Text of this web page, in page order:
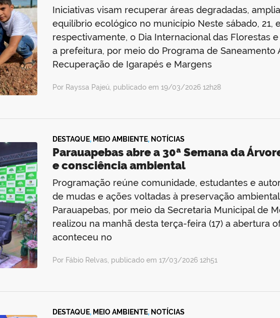
Iniciativas visam recuperar áreas degradadas,
equilíbrio ecológico no município Neste sábado, 21,
respectivamente, o Dia Internacional das Florestas
a prefeitura, por meio do Programa de
Recuperação de Igarapés e Margens
Por Rayssa Pajeú, publicado em 19/03/2026 12h28
DESTAQUE, MEIO AMBIENTE, NOTÍCIAS
Parauapebas abre a 30ª Semana da
e consciência ambiental
Programação reúne comunidade, estudantes e
de mudas e ações voltadas à preservação
Parauapebas, por meio da Secretaria Municipal de
realizou na manhã desta terça-feira (17) a abertura
aconteceu no
Por Fábio Relvas, publicado em 17/03/2026 12h51
DESTAQUE, MEIO AMBIENTE, NOTÍCIAS